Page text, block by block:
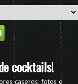
cocktails!
caseros, fotos e